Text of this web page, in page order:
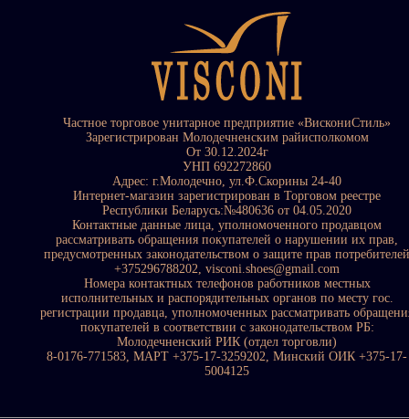
Частное торговое унитарное предприятие «ВискониСтиль»
Зарегистрирован Молодечненским райисполкомом
От 30.12.2024г
УНП 692272860
Адрес: г.Молодечно, ул.Ф.Скорины 24-40
Интернет-магазин зарегистрирован в Торговом реестре
Республики Беларусь:№480636 от 04.05.2020
Контактные данные лица, уполномоченного продавцом
рассматривать обращения покупателей о нарушении их прав,
предусмотренных законодательством о защите прав потребителей
+375296788202, visconi.shoes@gmail.com
Номера контактных телефонов работников местных
исполнительных и распорядительных органов по месту гос.
регистрации продавца, уполномоченных рассматривать
покупателей в соответствии с законодательством РБ:
Молодечненский РИК (отдел торговли)
8-0176-771583, МАРТ +375-17-3259202, Минский ОИК +375-17-
5004125